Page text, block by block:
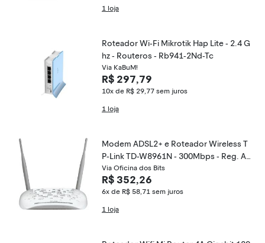
1 loja
Roteador Wi-Fi Mikrotik Hap Lite - 2.4 G
hz - Routeros - Rb941-2Nd-Tc
Via KaBuM!
R$ 297,79
10x de R$ 29,77 sem juros
1 loja
Modem ADSL2+ e Roteador Wireless T
P-Link TD-W8961N - 300Mbps - Reg. A
natel: 00701-16-03177
Via Oficina dos Bits
R$ 352,26
6x de R$ 58,71 sem juros
1 loja